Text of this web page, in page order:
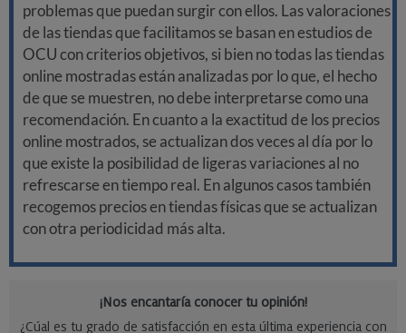
problemas que puedan surgir con ellos. Las valoraciones
de las tiendas que facilitamos se basan en estudios de
OCU con criterios objetivos, si bien no todas las tiendas
online mostradas están analizadas por lo que, el hecho
de que se muestren, no debe interpretarse como una
recomendación. En cuanto a la exactitud de los precios
online mostrados, se actualizan dos veces al día por lo
que existe la posibilidad de ligeras variaciones al no
refrescarse en tiempo real. En algunos casos también
recogemos precios en tiendas físicas que se actualizan
con otra periodicidad más alta.